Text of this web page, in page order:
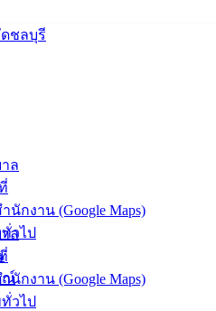
ล
กงาน (Google Maps)
วไป
ณ์
ล
นักงาน (Google Maps)
วไป
อวัสดุอุปกรณ์ โครงการป้องกัน
ะจำปีงบประมาณ 2565 โดยวิธี
อราคา ซื้อวัสดุ
กันและควบคุมโรค
งบประมาณ 2565